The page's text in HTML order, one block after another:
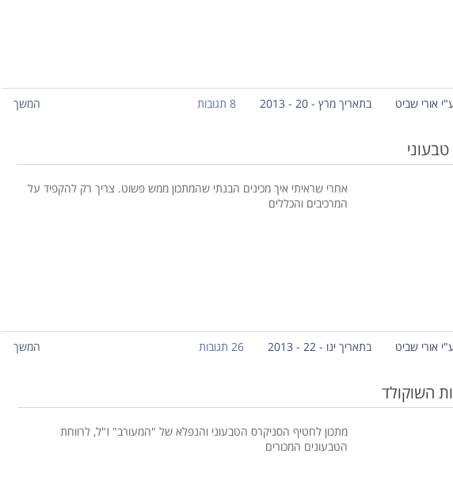
אורי שביט בתאריך מרץ - 20 - 2013 8 תגובות המשך
אחרי שראיתי איך מכינים הבנתי שהמתכון ממש פשוט. צריך רק להקפיד על
המרכיבים והכללים
אורי שביט בתאריך ינו - 22 - 2013 26 תגובות המשך
השוקולד
מתכון לחטיף הסניקרס הטבעוני והנפלא של "המעורב" ז"ל, לרווחת
הטבעונים המכורים